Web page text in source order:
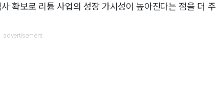
확보로 리튬 사업의 성장 가시성이 높아진다는 점을 더 주